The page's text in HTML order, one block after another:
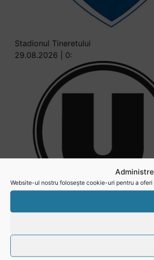
Website-ul nostru folosește cookie-uri pentru a
Stadionul Tineretului
29.08.2026 | 0:
U Elbi Cluj - Rapid